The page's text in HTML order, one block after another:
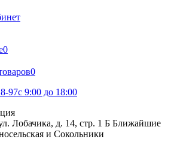
0
0
97с 9:00 до 18:00
Лобачика, д. 14, стр. 1 Б Ближайшие
и Сокольники